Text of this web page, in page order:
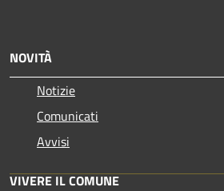
NOVITÀ
Notizie
Comunicati
Avvisi
VIVERE IL COMUNE